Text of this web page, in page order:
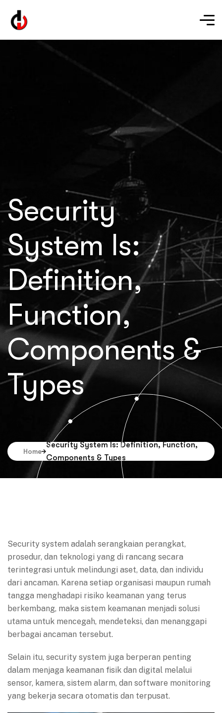
Security
System Is:
Definition,
Function,
Components &
Types
Home
Security System Is: Definition, Function,
Components & Types
Security system adalah serangkaian perangkat,
prosedur, dan teknologi yang di rancang secara
terintegrasi untuk melindungi aset, data, dan individu
dari ancaman. Karena setiap organisasi maupun rumah
tangga menghadapi risiko keamanan yang terus
berkembang, maka sistem keamanan menjadi solusi
utama untuk mencegah, mendeteksi, dan menanggapi
berbagai ancaman tersebut.
Selain itu, security system juga berperan penting
dalam menjaga keamanan fisik dan digital melalui
sensor, kamera, sistem alarm, dan software monitoring
yang bekerja secara otomatis dan terpusat.